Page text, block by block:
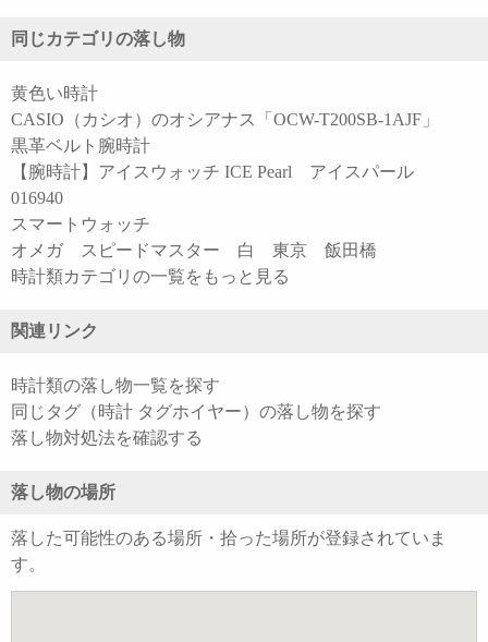
同じカテゴリの落し物
黄色い時計
CASIO（カシオ）のオシアナス「OCW-T200SB-1AJF」
黒革ベルト腕時計
【腕時計】アイスウォッチ ICE Pearl アイスパール
016940
スマートウォッチ
オメガ スピードマスター 白 東京 飯田橋
時計類カテゴリの一覧をもっと見る
関連リンク
時計類の落し物一覧を探す
同じタグ（時計 タグホイヤー）の落し物を探す
落し物対処法を確認する
落し物の場所
落した可能性のある場所・拾った場所が登録されていま
す。